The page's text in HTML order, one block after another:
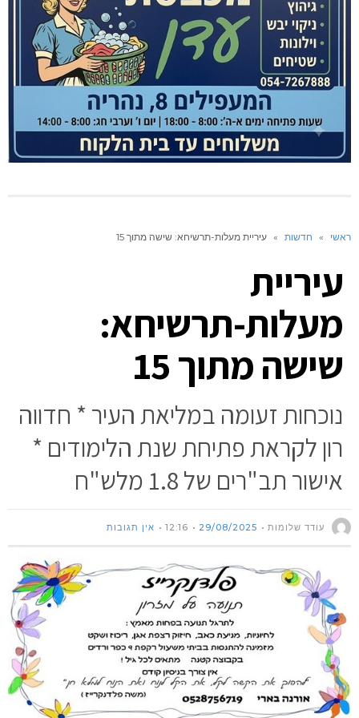
ראשי » חדשות » עיריית מעלות-תרשיחא: שישה מתוך 15
עיריית
מעלות-תרשיחא:
שישה מתוך 15
נוכחות זעומה במליאת העיר * חדווה
רון לקראת פתיחת שנת הלימודים *
אישור תב"רים של 1.8 מלש"ח
עודד שלומות 29/08/2025
12:16 אין תגובות